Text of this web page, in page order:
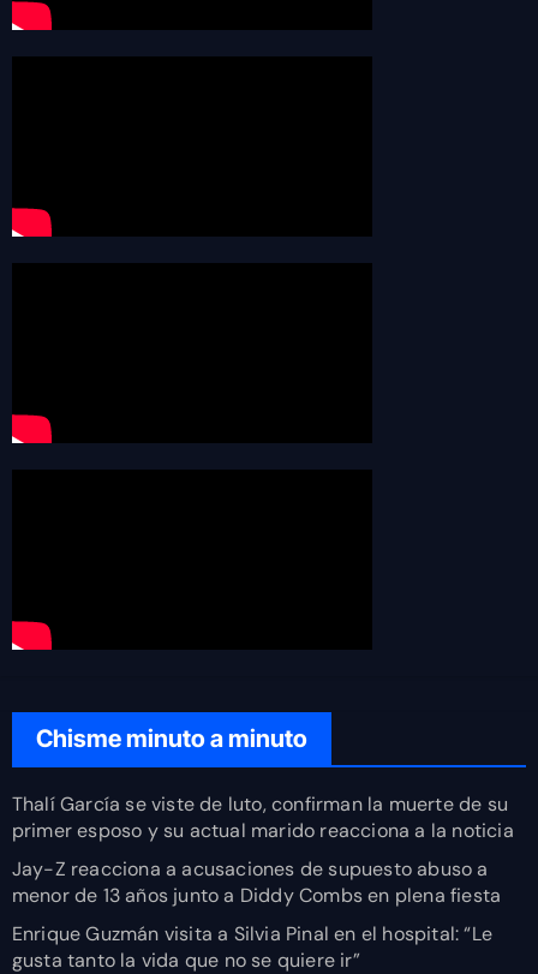
Chisme minuto a minuto
Thalí García se viste de luto, confirman la muerte de su
primer esposo y su actual marido reacciona a la noticia
Jay-Z reacciona a acusaciones de supuesto abuso a
menor de 13 años junto a Diddy Combs en plena fiesta
Enrique Guzmán visita a Silvia Pinal en el hospital: “Le
gusta tanto la vida que no se quiere ir”